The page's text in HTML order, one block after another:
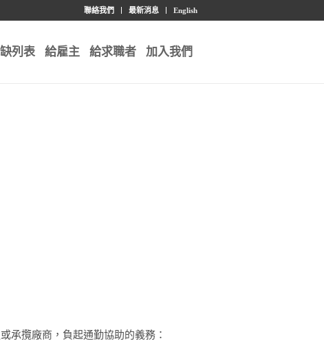
聯絡我們 最新消息 English
列表 給雇主 給求職者 加入我們
承攬廠商，負起通勤協助的義務：